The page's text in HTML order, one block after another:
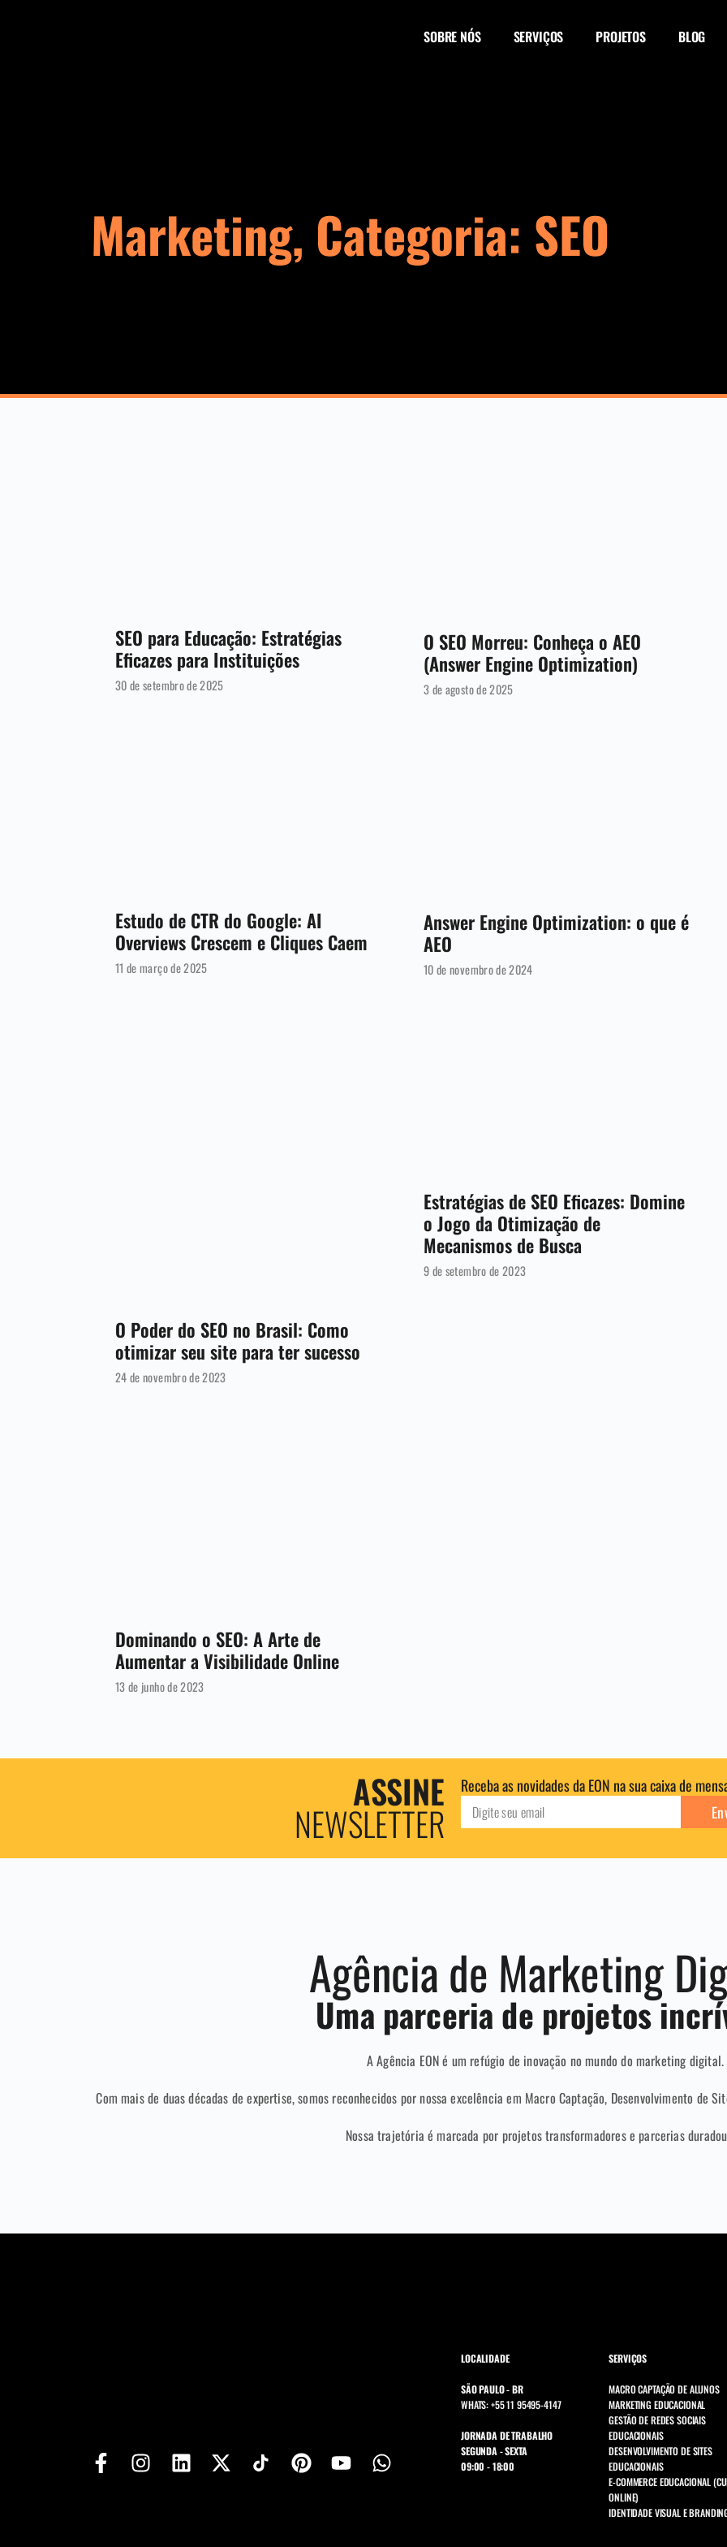
SOBRE NÓS SERVIÇOS PROJETOS BLOG
Marketing, Categoria: SEO
SEO para Educação: Estratégias
Eficazes para Instituições
30 de setembro de 2025
O SEO Morreu: Conheça o AEO
(Answer Engine Optimization)
3 de agosto de 2025
Estudo de CTR do Google: AI
Overviews Crescem e Cliques Caem
11 de março de 2025
Answer Engine Optimization: o que é
AEO
10 de novembro de 2024
O Poder do SEO no Brasil: Como
otimizar seu site para ter sucesso
24 de novembro de 2023
Estratégias de SEO Eficazes: Domine
o Jogo da Otimização de
Mecanismos de Busca
9 de setembro de 2023
Dominando o SEO: A Arte de
Aumentar a Visibilidade Online
13 de junho de 2023
ASSINE
NEWSLETTER
Receba as novidades da EON na sua caixa de
Agência de Marketing
Uma parceria de projetos
A Agência EON é um refúgio de inovação no mundo do marketing digital.
Com mais de duas décadas de expertise, somos reconhecidos por nossa excelência em Macro Captação, Desenvolvimento de
Nossa trajetória é marcada por projetos transformadores e parcerias
LOCALIDADE
SÃO PAULO - BR
WHATS: +55 11 95495-4147
JORNADA DE TRABALHO
SEGUNDA - SEXTA
09:00 - 18:00
SERVIÇOS
MACRO CAPTAÇÃO DE ALUNOS
MARKETING EDUCACIONAL
GESTÃO DE REDES SOCIAIS
EDUCACIONAIS
DESENVOLVIMENTO DE SITES
EDUCACIONAIS
E-COMMERCE EDUCACIONAL
ONLINE)
IDENTIDADE VISUAL E